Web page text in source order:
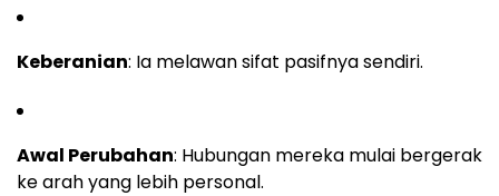
Keberanian: Ia melawan sifat pasifnya sendiri.
Awal Perubahan: Hubungan mereka mulai bergerak
ke arah yang lebih personal.